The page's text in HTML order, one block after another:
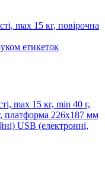
max 15 кг, повірочна
етикеток
max 15 кг, min 40 г,
платформа 226х187 мм
USB (електронні,